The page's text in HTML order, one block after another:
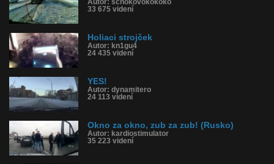
Autor: schokovokokoko
33 675 videní
Holiaci strojček
Autor: kn1gu4
24 435 videní
YES!
Autor: dynamitero
24 113 videní
Okno za okno, zub za zub! (Rusko)
Autor: kardiostimulator
35 223 videní